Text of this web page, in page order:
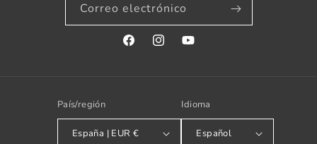
Correo electrónico
FacebookInstagramYouTube
País/región
España | EUR €
Idioma
Español